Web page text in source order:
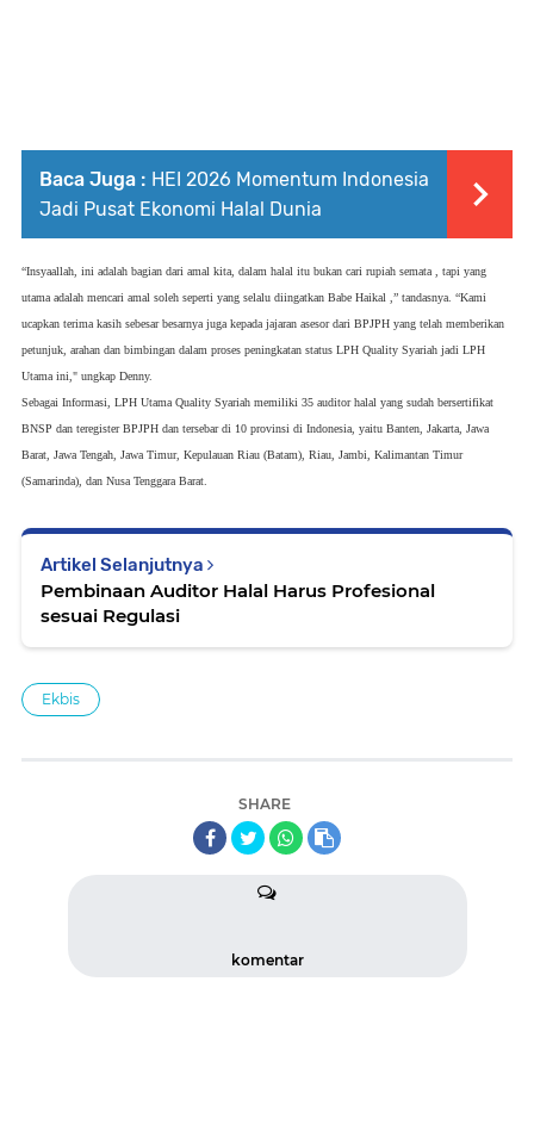
Baca Juga : HEI 2026 Momentum Indonesia
Jadi Pusat Ekonomi Halal Dunia
“Insyaallah, ini adalah bagian dari amal kita, dalam halal itu bukan cari rupiah semata , tapi yang
utama adalah mencari amal soleh seperti yang selalu diingatkan Babe Haikal ,” tandasnya. “Kami
ucapkan terima kasih sebesar besarnya juga kepada jajaran asesor dari BPJPH yang telah memberikan
petunjuk, arahan dan bimbingan dalam proses peningkatan status LPH Quality Syariah jadi LPH
Utama ini," ungkap Denny.
Sebagai Informasi, LPH Utama Quality Syariah memiliki 35 auditor halal yang sudah bersertifikat
BNSP dan teregister BPJPH dan tersebar di 10 provinsi di Indonesia, yaitu Banten, Jakarta, Jawa
Barat, Jawa Tengah, Jawa Timur, Kepulauan Riau (Batam), Riau, Jambi, Kalimantan Timur
(Samarinda), dan Nusa Tenggara Barat.
Artikel Selanjutnya
Pembinaan Auditor Halal Harus Profesional
sesuai Regulasi
Ekbis
SHARE
komentar